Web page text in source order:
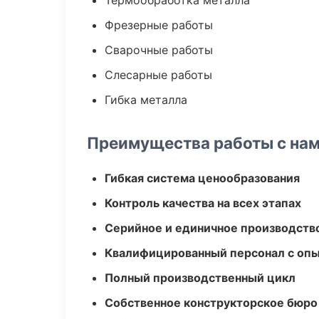
Фрезерные работы
Сварочные работы
Слесарные работы
Гибка металла
Преимущества работы с
Гибкая система ценообразования
Контроль качества на всех этапах
Серийное и единичное
Квалифицированный персонал с
Полный производственный цикл
Собственное конструкторское бюро